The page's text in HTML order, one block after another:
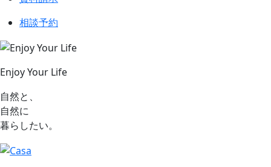
相談予約
Enjoy Your Life
自然と、
自然に
暮らしたい。